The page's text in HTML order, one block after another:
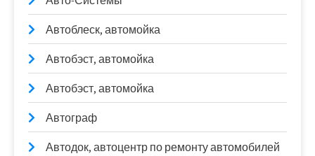
Автоблеск, автомойка
Автобэст, автомойка
Автобэст, автомойка
Автограф
Автодок, автоцентр по ремонту автомобилей